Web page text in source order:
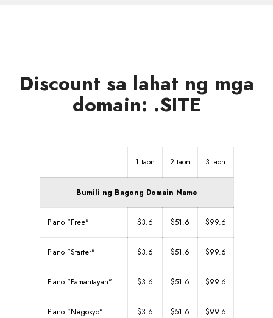
Discount sa lahat ng mga
domain: .SITE
1 taon 2 taon 3 taon
Bumili ng Bagong Domain Name
Plano "Free" $3.6 $51.6 $99.6
Plano "Starter" $3.6 $51.6 $99.6
Plano "Pamantayan" $3.6 $51.6 $99.6
Plano "Negosyo" $3.6 $51.6 $99.6